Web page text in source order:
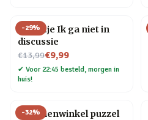
-29%
Tegeltje Ik ga niet in
discussie
€13,99
Nu voor€9,99
✔ Voor 22:45 besteld, morgen in
huis!
-32%
Bloemenwinkel puzzel